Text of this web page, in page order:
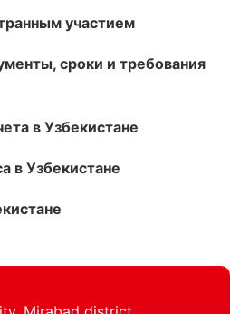
участием
сроки и требования
в Узбекистане
в Узбекистане